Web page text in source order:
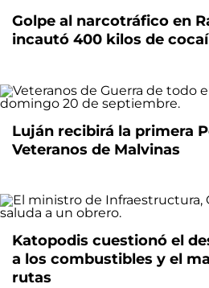
Golpe al narcotráfico en
incautó 400 kilos de
Luján recibirá la primera
Veteranos de Malvinas
Katopodis cuestionó el
a los combustibles y el
rutas